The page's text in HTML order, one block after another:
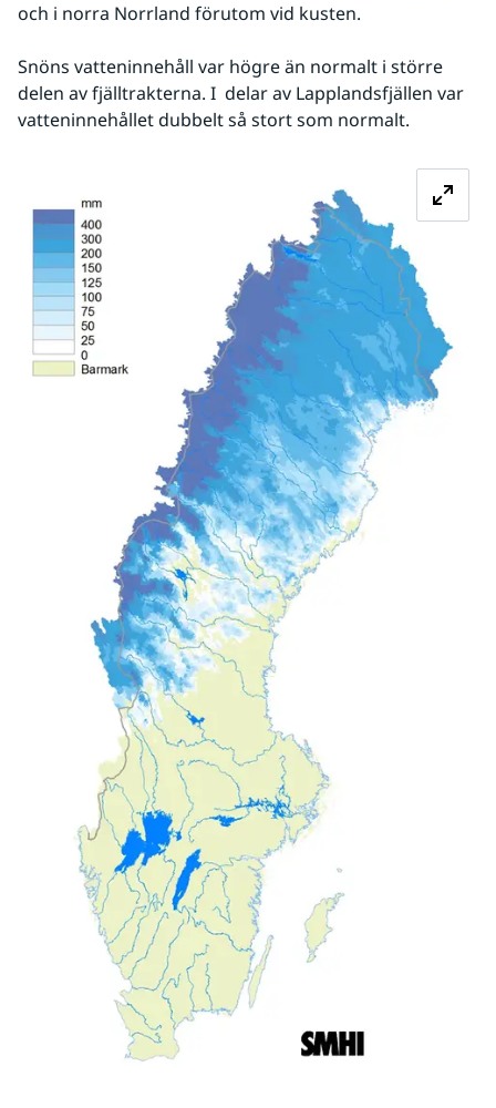
och i norra Norrland förutom vid kusten.
Snöns vatteninnehåll var högre än normalt i större
delen av fjälltrakterna. I  delar av Lapplandsfjällen var
vatteninnehållet dubbelt så stort som normalt.